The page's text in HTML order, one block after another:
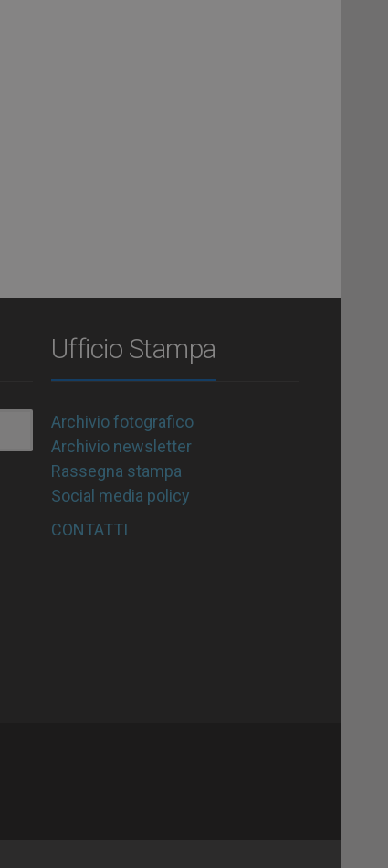
Ufficio Stampa
Archivio fotografico
Archivio newsletter
Rassegna stampa
Social media policy
CONTATTI